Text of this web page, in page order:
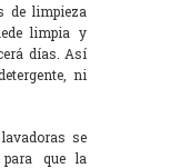
de limpieza
limpia y
días. Así
ni
se
que la